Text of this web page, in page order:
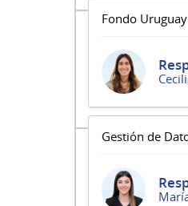
Fondo
Gestión de